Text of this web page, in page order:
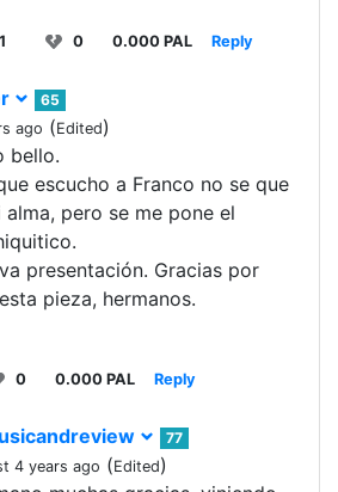
1 0 0.000 PAL Reply
65
ago (Edited)
bello.
escucho a Franco no se que
alma, pero se me pone el
presentación. Gracias por
pieza, hermanos.
0 0.000 PAL Reply
77
4 years ago (Edited)